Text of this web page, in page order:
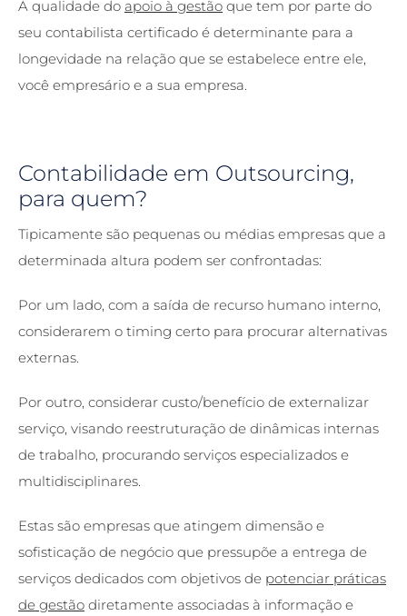
A qualidade do apoio à gestão que tem por parte do
seu contabilista certificado é determinante para a
longevidade na relação que se estabelece entre ele,
você empresário e a sua empresa.
Contabilidade em Outsourcing,
para quem?
Tipicamente são pequenas ou médias empresas que a
determinada altura podem ser confrontadas:
Por um lado, com a saída de recurso humano interno,
considerarem o timing certo para procurar alternativas
externas.
Por outro, considerar custo/benefício de externalizar
serviço, visando reestruturação de dinâmicas internas
de trabalho, procurando serviços especializados e
multidisciplinares.
Estas são empresas que atingem dimensão e
sofisticação de negócio que pressupõe a entrega de
serviços dedicados com objetivos de potenciar práticas
de gestão diretamente associadas à informação e